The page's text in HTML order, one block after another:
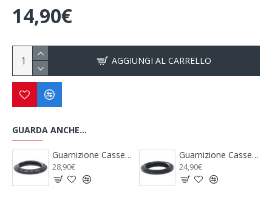
14,90€
AGGIUNGI AL CARRELLO
GUARDA ANCHE...
53,40€ 18,90€